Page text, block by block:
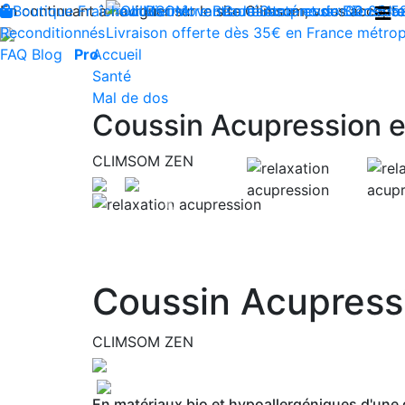
En continuant à naviguer sur le site Climsom, vous
Produits innovants de Santé et de Bien-
Livraison offerte dès 35€ en France
Contactez-nous : 02 85
Boutique Fraîcheur Bien-être Beauté Acupression Dos
Reconditionnés
FAQ Blog ProAccueil
Santé
Mal de dos
Coussin Acupression
CLIMSOM ZEN
Previous
Coussin
CLIMSOM ZEN